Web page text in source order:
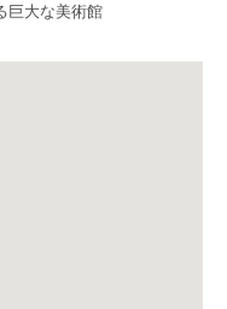
巨大な美術館